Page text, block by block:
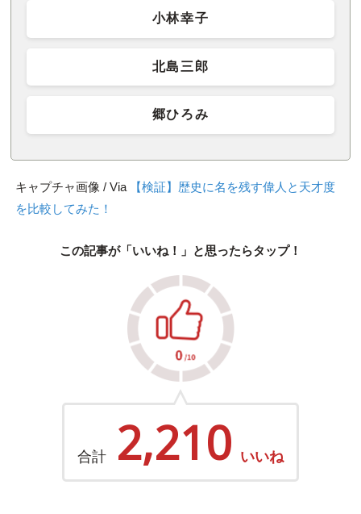
小林幸子
北島三郎
郷ひろみ
キャプチャ画像 / Via
【検証】歴史に名を残す偉人と天才度
を比較してみた！
この記事が「いいね！」と思ったらタップ！
合計 2,210 いいね